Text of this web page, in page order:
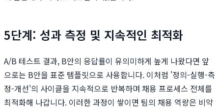
5단계: 성과 측정 및 지속적인 최적화
A/B 테스트 결과, B안의 응답률이 유의미하게 높게 나왔다면 앞
으로는 B안을 표준 템플릿으로 사용합니다. 이처럼 '정의-실행-측
정-개선'의 사이클을 지속적으로 반복하며 채용 프로세스 전체를
최적화해 나갑니다. 이러한 과정이 쌓이면 팀의 채용 역량은 비약